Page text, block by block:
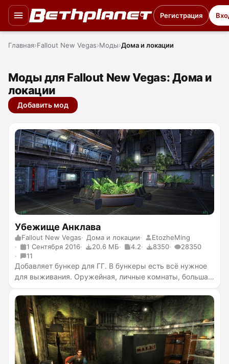
Регистрация
Главная Fallout New Vegas Моды Дома и локации
Моды для Fallout New Vegas: Дома и
локации
Добавить мод
Убежище Анклава
Fallout New Vegas Дома и локации
EtozheMing
1 Сентября 2016
20.6 МБ 4.2 8350
28350
11
Добавляет бункер для ГГ. В бункеры есть всё нужное
для выживания. Оружейная, личные комнаты, большая
силовое поле для защиты от врага.